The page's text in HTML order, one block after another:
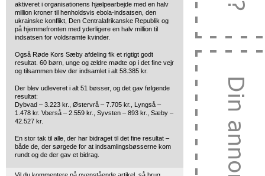
aktiveret i organisationens hjælpearbejde med en halv
million kroner til henholdsvis ebola-indsatsen, den
ukrainske konflikt, Den Centralafrikanske Republik og
på hjemmefronten med yderligere en halv million til
indsatsen for voldsramte kvinder.
Også Røde Kors Sæby afdeling fik et rigtigt godt
resultat. 60 børn, unge og ældre mødte op i det fine vejr
og tilsammen blev der indsamlet i alt 58.385 kr.
Der blev udleveret i alt 51 bøsser, og det gav følgende
resultat:
Dybvad – 3.223 kr., Østervrå – 7.705 kr., Lyngså –
1.478 kr. Voerså – 2.559 kr., Syvsten – 893 kr., Sæby –
42.527 kr.
En stor tak til alle, der har bidraget til det fine resultat –
både de, der sørgede for at indsamlingsbøsserne kom
rundt og de der gav et bidrag.